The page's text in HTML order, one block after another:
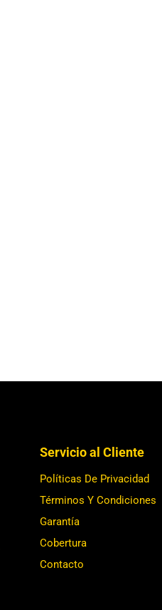
Servicio al Cliente
Políticas De Privacidad
Términos Y Condiciones
Garantía
Cobertura
Contacto